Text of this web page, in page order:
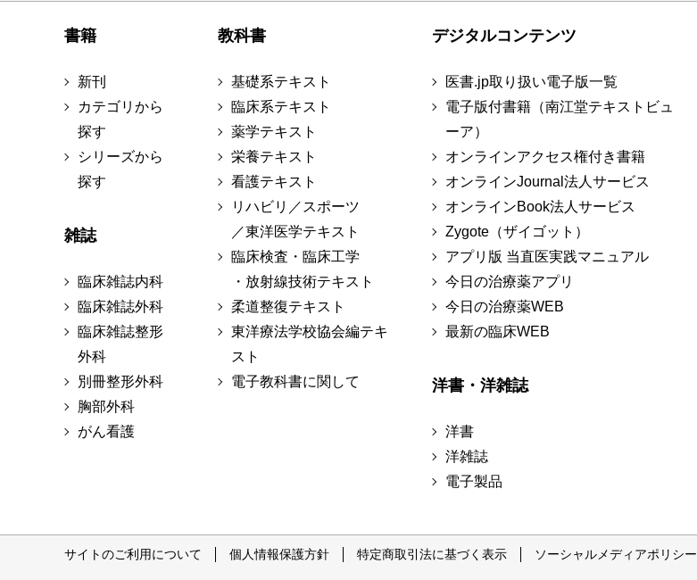
書籍
新刊
カテゴリから
探す
シリーズから
探す
雑誌
臨床雑誌内科
臨床雑誌外科
臨床雑誌整形
外科
別冊整形外科
胸部外科
がん看護
教科書
基礎系テキスト
臨床系テキスト
薬学テキスト
栄養テキスト
看護テキスト
リハビリ／スポーツ
／東洋医学テキスト
臨床検査・臨床工学
・放射線技術テキスト
柔道整復テキスト
東洋療法学校協会編テキ
スト
電子教科書に関して
デジタルコンテンツ
医書.jp取り扱い電子版一覧
電子版付書籍（南江堂テキストビュ
ーア）
オンラインアクセス権付き書籍
オンラインJournal法人サービス
オンラインBook法人サービス
Zygote（ザイゴット）
アプリ版 当直医実践マニュアル
今日の治療薬アプリ
今日の治療薬WEB
最新の臨床WEB
洋書・洋雑誌
洋書
洋雑誌
電子製品
サイトのご利用について 個人情報保護方針 特定商取引法に基づく表示 ソーシャルメディアポリシー